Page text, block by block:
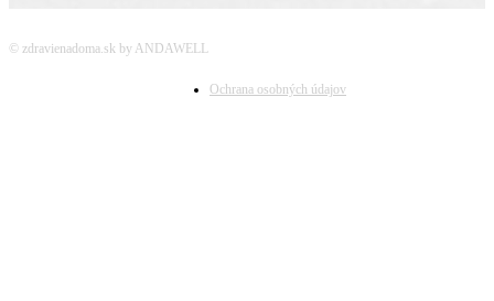
© zdravienadoma.sk by ANDAWELL
Ochrana osobných údajov